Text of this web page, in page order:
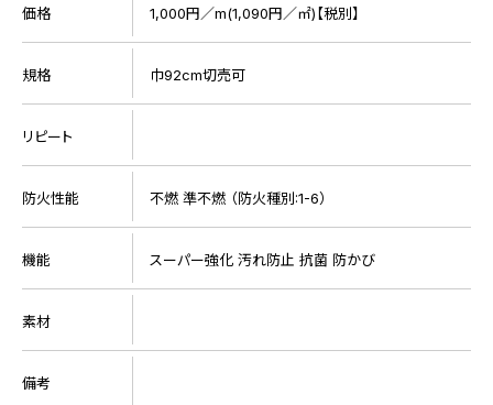
価格 1,000円／m(1,090円／㎡)【税別】
規格 巾92cm切売可
リピート
防火性能 不燃 準不燃 （防火種別:1-6）
機能 スーパー強化 汚れ防止 抗菌 防かび
素材
備考